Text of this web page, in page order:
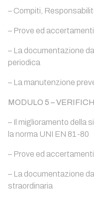
– Compiti,
– Prove ed accertamenti
– La documentazione
periodica
– La manutenzione
MODULO 5 –
– Il miglioramento della
la norma UNI EN 81-80
– Prove ed accertamenti
– La documentazione
straordinaria